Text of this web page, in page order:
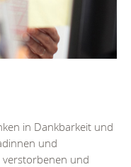
in Dankbarkeit und
und
verstorbenen und